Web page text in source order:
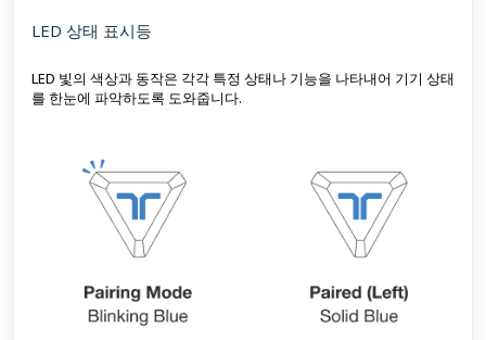
LED 상태 표시등
LED 빛의 색상과 동작은 각각 특정 상태나 기능을 나타내어 기기 상태
를 한눈에 파악하도록 도와줍니다.